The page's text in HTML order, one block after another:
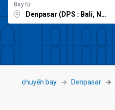
Bay từ
chuyến bay Denpasar